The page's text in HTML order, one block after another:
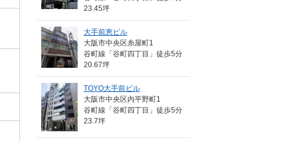
23.45坪
大手前恵ビル
大阪市中央区糸屋町1
谷町線「谷町四丁目」徒歩5分
20.67坪
TOYO大手前ビル
大阪市中央区内平野町1
谷町線「谷町四丁目」徒歩5分
23.7坪